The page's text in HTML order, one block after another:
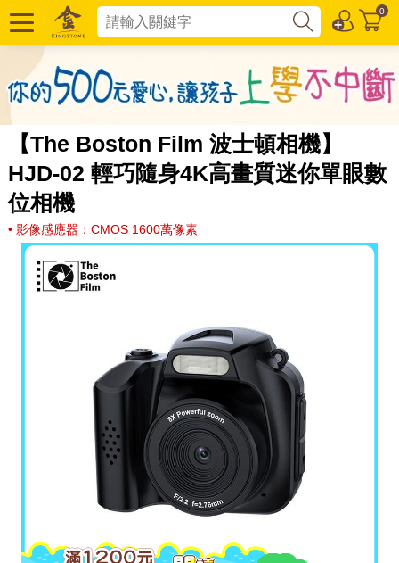
0
【The Boston Film 波士頓相機】
HJD-02 輕巧隨身4K高畫質迷你單眼數
位相機
• 影像感應器：CMOS 1600萬像素